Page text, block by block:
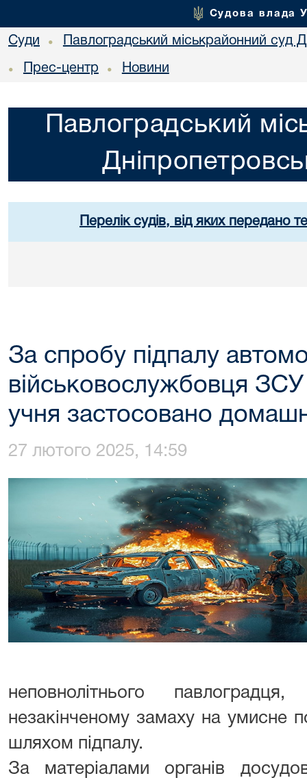
Судова влада
Суди • Павлоградський міськрайонний суд
• Прес-центр • Новини
Павлоградський
Перелік судів, від яких передано
За спробу підпалу
військовослужбовця ЗСУ
учня застосовано
27 лютого 2025, 14:59
неповнолітнього
незакінченому замаху на умисне
шляхом підпалу.
За матеріалами органів